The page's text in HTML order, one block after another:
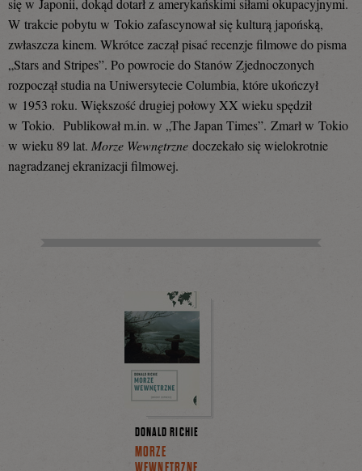
Facebooku
się w Japonii, dokąd dotarł z amerykańskimi siłami okupacyjnymi.
W trakcie pobytu w Tokio zafascynował się kulturą japońską,
zwłaszcza kinem. Wkrótce zaczął pisać recenzje filmowe do pisma
„Stars and Stripes”. Po powrocie do Stanów Zjednoczonych
rozpoczął studia na Uniwersytecie Columbia, które ukończył
w 1953 roku. Większość drugiej połowy XX wieku spędził
w Tokio. Publikował m.in. w „The Japan Times”. Zmarł w Tokio
w wieku 89 lat. Morze Wewnętrzne doczekało się wielokrotnie
nagradzanej ekranizacji filmowej.
DONALD RICHIE
MORZE
WEWNĘTRZNE